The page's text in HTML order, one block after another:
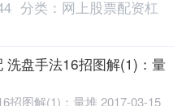
天....分类： 网上股票配资杠
洗盘手法16招图解(1)：量
招图解(1)：量堆 2017-03-15